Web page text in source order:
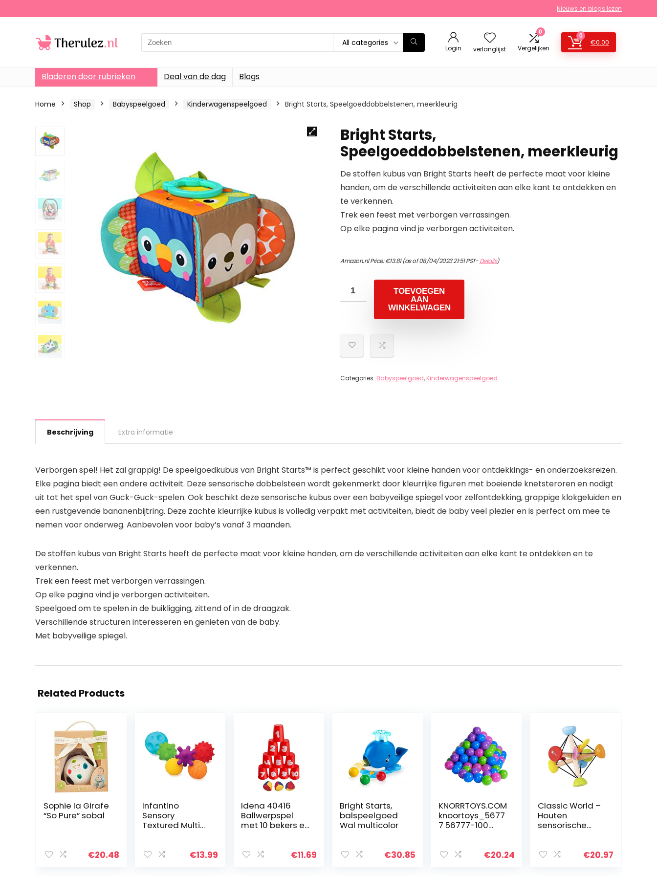
Nieuws en blogs lezen
Search
for:
All categories
Login verlanglijst
0
Vergelijken
0
€0.00
Bladeren door rubrieken Deal van de dag Blogs
Home Shop Babyspeelgoed Kinderwagenspeelgoed Bright Starts, Speelgoeddobbelstenen, meerkleurig
Bright Starts,
Speelgoeddobbelstenen, meerkleurig
De stoffen kubus van Bright Starts heeft de perfecte maat voor kleine
handen, om de verschillende activiteiten aan elke kant te ontdekken en
te verkennen.
Trek een feest met verborgen verrassingen.
Op elke pagina vind je verborgen activiteiten.
Amazon.nl Price:€13.81(as of 08/04/2023 21:51 PST-Details)
TOEVOEGEN
AAN
WINKELWAGEN
Categories: Babyspeelgoed, Kinderwagenspeelgoed
Beschrijving Extra informatie
Verborgen spel! Het zal grappig! De speelgoedkubus van Bright Starts™ is perfect geschikt voor kleine handen voor ontdekkings- en onderzoeksreizen.
Elke pagina biedt een andere activiteit. Deze sensorische dobbelsteen wordt gekenmerkt door kleurrijke figuren met boeiende knetsteroren en nodigt
uit tot het spel van Guck-Guck-spelen. Ook beschikt deze sensorische kubus over een babyveilige spiegel voor zelfontdekking, grappige klokgeluiden en
een rustgevende bananenbijtring. Deze zachte kleurrijke kubus is volledig verpakt met activiteiten, biedt de baby veel plezier en is perfect om mee te
nemen voor onderweg. Aanbevolen voor baby’s vanaf 3 maanden.
De stoffen kubus van Bright Starts heeft de perfecte maat voor kleine handen, om de verschillende activiteiten aan elke kant te ontdekken en te
verkennen.
Trek een feest met verborgen verrassingen.
Op elke pagina vind je verborgen activiteiten.
Speelgoed om te spelen in de buikligging, zittend of in de draagzak.
Verschillende structuren interesseren en genieten van de baby.
Met babyveilige spiegel.
Related Products
Sophie la Girafe
“So Pure” sobal
€20.48
Infantino
Sensory
Textured Multi
getextureerde
€13.99
Idena 40416
Ballwerpspel
met 10 bekers en
verjaardagsfee
€11.69
Bright Starts,
balspeelgoed
Wal multicolor
€30.85
KNORRTOYS.COM
knoortoys_5677
7 56777-100
zonder
€20.24
Classic World –
Houten
sensorische
leren speelgoed
€20.97